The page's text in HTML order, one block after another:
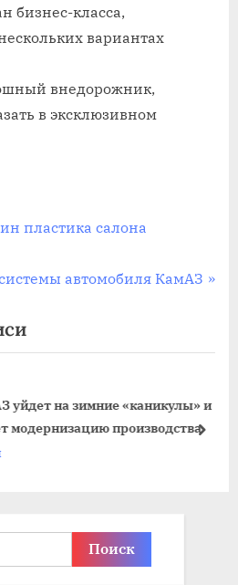
бизнес-класса,
вариантах
внедорожник,
в эксклюзивном
пластика салона
автомобиля КамАЗ
уйдет на зимние «каникулы» и
модернизацию производства